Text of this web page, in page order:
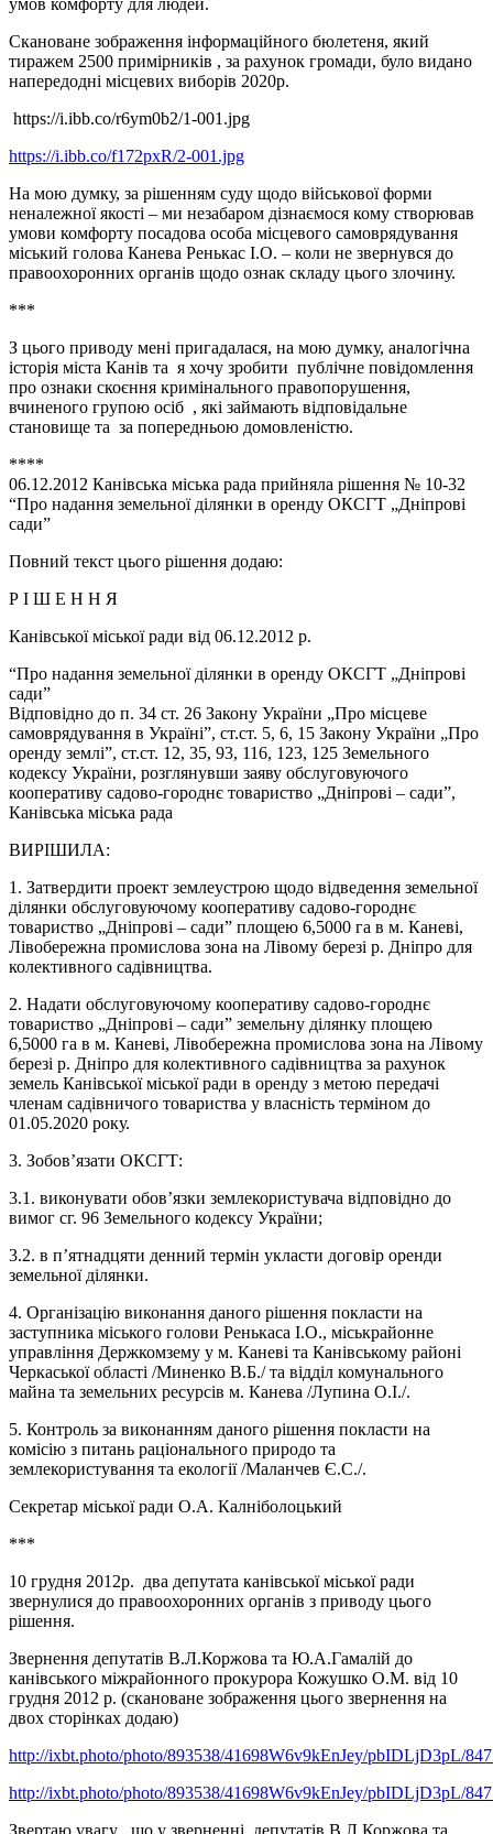
Скановане зображення інформаційного бюлетеня, який
тиражем 2500 примірників , за рахунок громади, було видано
напередодні місцевих виборів 2020р.
https://i.ibb.co/r6ym0b2/1-001.jpg
https://i.ibb.co/f172pxR/2-001.jpg
На мою думку, за рішенням суду щодо військової форми
неналежної якості – ми незабаром дізнаємося кому створював
умови комфорту посадова особа місцевого самоврядування
міський голова Канева Ренькас І.О. – коли не звернувся до
правоохоронних органів щодо ознак складу цього злочину.
***
З цього приводу мені пригадалася, на мою думку, аналогічна
історія міста Канів та я хочу зробити публічне повідомлення
про ознаки скоєння кримінального правопорушення,
вчиненого групою осіб , які займають відповідальне
становище та за попередньою домовленістю.
****
06.12.2012 Канівська міська рада прийняла рішення № 10-32
“Про надання земельної ділянки в оренду ОКСГТ „Дніпрові
сади”
Повний текст цього рішення додаю:
Р І Ш Е Н Н Я
Канівської міської ради від 06.12.2012 р.
“Про надання земельної ділянки в оренду ОКСГТ „Дніпрові
сади”
Відповідно до п. 34 ст. 26 Закону України „Про місцеве
самоврядування в Україні”, ст.ст. 5, 6, 15 Закону України „Про
оренду землі”, ст.ст. 12, 35, 93, 116, 123, 125 Земельного
кодексу України, розглянувши заяву обслуговуючого
кооперативу садово-городнє товариство „Дніпрові – сади”,
Канівська міська рада
ВИРІШИЛА:
1. Затвердити проект землеустрою щодо відведення земельної
ділянки обслуговуючому кооперативу садово-городнє
товариство „Дніпрові – сади” площею 6,5000 га в м. Каневі,
Лівобережна промислова зона на Лівому березі р. Дніпро для
колективного садівництва.
2. Надати обслуговуючому кооперативу садово-городнє
товариство „Дніпрові – сади” земельну ділянку площею
6,5000 га в м. Каневі, Лівобережна промислова зона на Лівому
березі р. Дніпро для колективного садівництва за рахунок
земель Канівської міської ради в оренду з метою передачі
членам садівничого товариства у власність терміном до
01.05.2020 року.
3. Зобов’язати ОКСГТ:
3.1. виконувати обов’язки землекористувача відповідно до
вимог сг. 96 Земельного кодексу України;
3.2. в п’ятнадцяти денний термін укласти договір оренди
земельної ділянки.
4. Організацію виконання даного рішення покласти на
заступника міського голови Ренькаса І.О., міськрайонне
управління Держкомзему у м. Каневі та Канівському районі
Черкаської області /Миненко В.Б./ та відділ комунального
майна та земельних ресурсів м. Канева /Лупина О.І./.
5. Контроль за виконанням даного рішення покласти на
комісію з питань раціонального природо та
землекористування та екології /Маланчев Є.С./.
Секретар міської ради О.А. Калніболоцький
***
10 грудня 2012р. два депутата канівської міської ради
звернулися до правоохоронних органів з приводу цього
рішення.
Звернення депутатів В.Л.Коржова та Ю.А.Гамалій до
канівського міжрайонного прокурора Кожушко О.М. від 10
грудня 2012 р. (скановане зображення цього звернення на
двох сторінках додаю)
http://ixbt.photo/photo/893538/41698W6v9kEnJey/pbIDLjD3pL/
http://ixbt.photo/photo/893538/41698W6v9kEnJey/pbIDLjD3pL/
Звертаю увагу , що у зверненні депутатів В.Л.Коржова та